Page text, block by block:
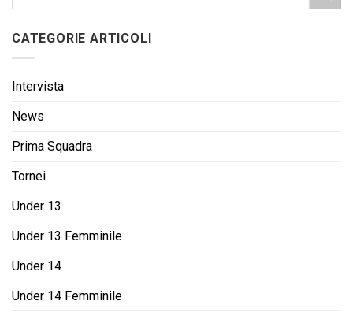
CATEGORIE ARTICOLI
Intervista
News
Prima Squadra
Tornei
Under 13
Under 13 Femminile
Under 14
Under 14 Femminile